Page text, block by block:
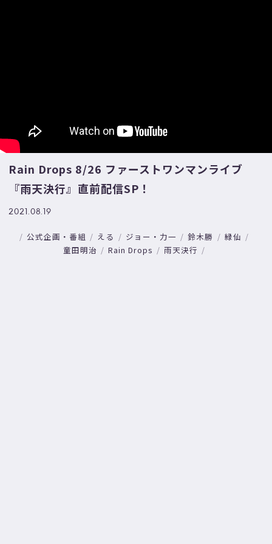
Rain Drops 8/26 ファーストワンマンライブ
『雨天決行』直前配信SP！
2021.08.19
公式企画・番組 える ジョー・力一 鈴木勝
緑仙
童田明治
Rain Drops 雨天決行